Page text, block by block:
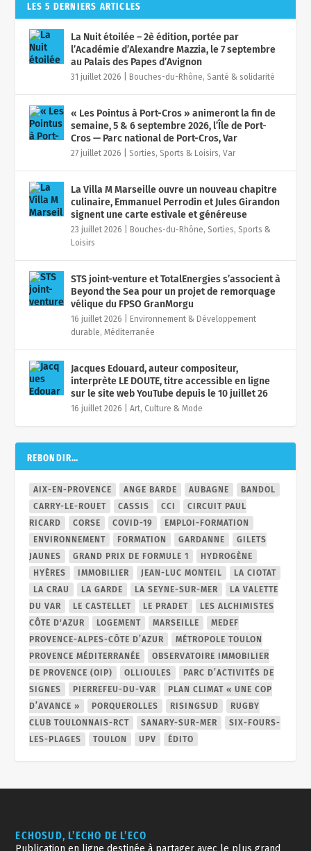
LES 5 DERNIERS ARTICLES
La Nuit étoilée – 2è édition, portée par
l’Académie d’Alexandre Mazzia, le 7 septembre
au Palais des Papes d’Avignon
31 juillet 2026 Bouches-du-Rhône,Santé & solidarité
« Les Pointus à Port-Cros » animeront la fin de
semaine, 5 & 6 septembre 2026, l’Île de Port-
Cros — Parc national de Port-Cros, Var
27 juillet 2026 |Sorties, Sports & Loisirs,Var
La Villa M Marseille ouvre un nouveau chapitre
culinaire, Emmanuel Perrodin et Jules Girandon
signent une carte estivale et généreuse
23 juillet 2026 Bouches-du-Rhône,Sorties, Sports &
Loisirs
STS joint-venture et TotalEnergies s’associent à
Beyond the Sea pour un projet de remorquage
vélique du FPSO GranMorgu
16 juillet 2026
Environnement & Développement
durable,Méditerranée
Jacques Edouard, auteur compositeur,
interprète LE DOUTE, titre accessible en ligne
sur le site web YouTube depuis le 10 juillet 26
16 juillet 2026 |Art, Culture & Mode
REBONDIR…
AIX-EN-PROVENCE ANGE BARDE AUBAGNE
BANDOL
CARRY-LE-ROUET
CASSIS CCI
CIRCUIT PAUL
RICARD
CORSE COVID-19
EMPLOI-FORMATION
ENVIRONNEMENT
FORMATION GARDANNE
GILETS
JAUNES
GRAND PRIX DE FORMULE 1
HYDROGÈNE
HYÈRES
IMMOBILIER JEAN-LUC MONTEIL
LA CIOTAT
LA CRAU
LA GARDE LA SEYNE-SUR-MER
LA VALETTE
DU VAR
LE CASTELLET LE PRADET
LES ALCHIMISTES
CÔTE D'AZUR
LOGEMENT MARSEILLE
MEDEF
PROVENCE-ALPES-CÔTE D’AZUR
MÉTROPOLE TOULON
PROVENCE MÉDITERRANÉE
OBSERVATOIRE IMMOBILIER
DE PROVENCE (OIP)
OLLIOULES
PARC D’ACTIVITÉS DE
SIGNES
PIERREFEU-DU-VAR
PLAN CLIMAT « UNE COP
D’AVANCE »
PORQUEROLLES RISINGSUD
RUGBY
CLUB TOULONNAIS-RCT
SANARY-SUR-MER
SIX-FOURS-
LES-PLAGES
TOULON UPV ÉDITO
ECHOSUD, L’ECHO DE L’ECO
Publication en ligne destinée à partager avec le plus grand